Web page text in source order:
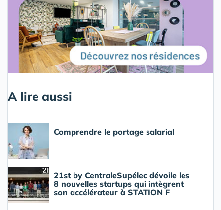
A lire aussi
Comprendre le portage salarial
21st by CentraleSupélec dévoile les
8 nouvelles startups qui intègrent
son accélérateur à STATION F